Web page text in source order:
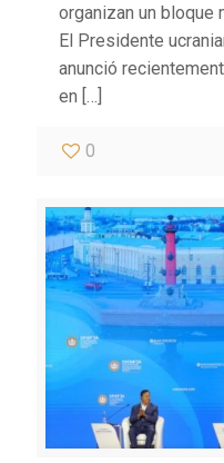
organizan un bloque
El Presidente
anunció
en […]
0